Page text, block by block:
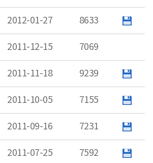
2012-01-27 8633
2011-12-15 7069
2011-11-18 9239
2011-10-05 7155
2011-09-16 7231
2011-07-25 7592